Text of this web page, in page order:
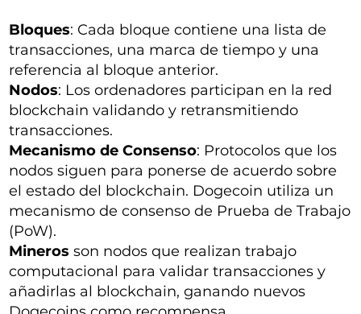
Bloques: Cada bloque contiene una lista de
transacciones, una marca de tiempo y una
referencia al bloque anterior.
Nodos: Los ordenadores participan en la red
blockchain validando y retransmitiendo
transacciones.
Mecanismo de Consenso: Protocolos que los
nodos siguen para ponerse de acuerdo sobre
el estado del blockchain. Dogecoin utiliza un
mecanismo de consenso de Prueba de Trabajo
(PoW).
Mineros son nodos que realizan trabajo
computacional para validar transacciones y
añadirlas al blockchain, ganando nuevos